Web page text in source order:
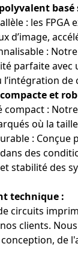
basé
: les
d’image,
:
parfaite avec
de
et
:
où la
:
des
stabilité des
technique :
circuits
clients.
de
médicale :
aux
industrielle :
sur les chaînes
des
vitesse et de